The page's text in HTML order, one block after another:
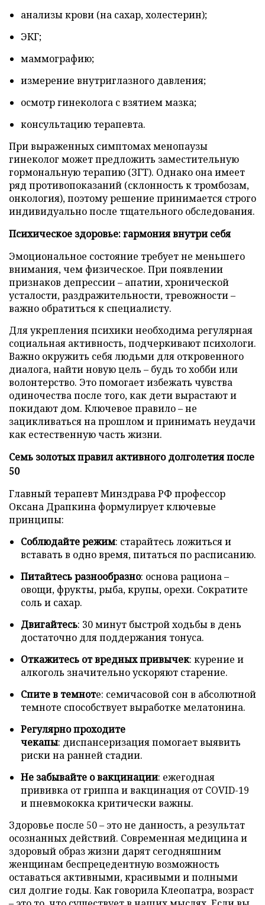
анализы крови (на сахар, холестерин);
ЭКГ;
маммографию;
измерение внутриглазного давления;
осмотр гинеколога с взятием мазка;
консультацию терапевта.
При выраженных симптомах менопаузы
гинеколог может предложить заместительную
гормональную терапию (ЗГТ). Однако она имеет
ряд противопоказаний (склонность к тромбозам,
онкология), поэтому решение принимается строго
индивидуально после тщательного обследования.
Психическое здоровье: гармония внутри себя
Эмоциональное состояние требует не меньшего
внимания, чем физическое. При появлении
признаков депрессии – апатии, хронической
усталости, раздражительности, тревожности –
важно обратиться к специалисту.
Для укрепления психики необходима регулярная
социальная активность, подчеркивают психологи.
Важно окружить себя людьми для откровенного
диалога, найти новую цель – будь то хобби или
волонтерство. Это помогает избежать чувства
одиночества после того, как дети вырастают и
покидают дом. Ключевое правило – не
зацикливаться на прошлом и принимать неудачи
как естественную часть жизни.
Семь золотых правил активного долголетия после
50
Главный терапевт Минздрава РФ профессор
Оксана Драпкина формулирует ключевые
принципы:
Соблюдайте режим: старайтесь ложиться и
вставать в одно время, питаться по расписанию.
Питайтесь разнообразно: основа рациона –
овощи, фрукты, рыба, крупы, орехи. Сократите
соль и сахар.
Двигайтесь: 30 минут быстрой ходьбы в день
достаточно для поддержания тонуса.
Откажитесь от вредных привычек: курение и
алкоголь значительно ускоряют старение.
Спите в темноте: семичасовой сон в абсолютной
темноте способствует выработке мелатонина.
Регулярно проходите
чекапы: диспансеризация помогает выявить
риски на ранней стадии.
Не забывайте о вакцинации: ежегодная
прививка от гриппа и вакцинация от COVID-19
и пневмококка критически важны.
Здоровье после 50 – это не данность, а результат
осознанных действий. Современная медицина и
здоровый образ жизни дарят сегодняшним
женщинам беспрецедентную возможность
оставаться активными, красивыми и полными
сил долгие годы. Как говорила Клеопатра, возраст